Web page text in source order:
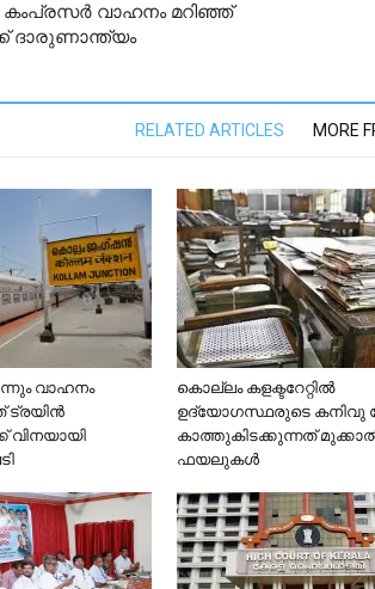
കംപ്രസര്‍ വാഹനം മറിഞ്ഞ്
ദാരുണാന്ത്യം
RELATED ARTICLES MORE
വാഹനം
ട്രയിന്‍
വിനയായി
കൊല്ലം കളക്ടറേറ്റിൽ
ഉദ്യോഗസ്ഥരുടെ കനിവു
കാത്തുകിടക്കുന്നത്
ഫയലുകൾ